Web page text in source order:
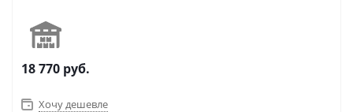
18 770 руб.
Хочу дешевле